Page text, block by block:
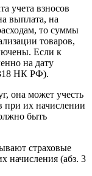
учета взносов
выплата, на
то суммы
товаров,
Если к
на дату
НК РФ).
она может учесть
при их начислении
быть
страховые
начисления (абз. 3